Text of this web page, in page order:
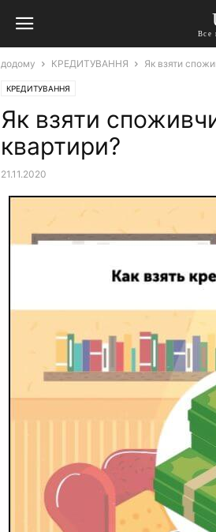
Все
додому КРЕДИТУВАННЯ Як взяти
КРЕДИТУВАННЯ
Як взяти
квартири?
21.11.2020